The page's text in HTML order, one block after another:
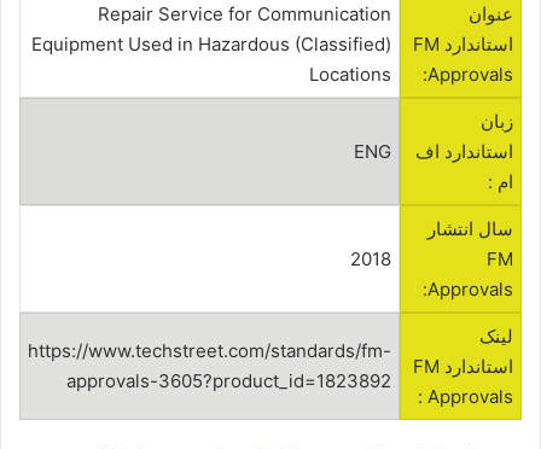
عنوان
استاندارد FM
Approvals:
Repair Service for Communication
Equipment Used in Hazardous (Classified)
Locations
زبان
استاندارد اف
ام :
ENG
سال انتشار
FM
Approvals:
2018
لینک
استاندارد FM
Approvals :
https://www.techstreet.com/standards/fm-
approvals-3605?product_id=1823892